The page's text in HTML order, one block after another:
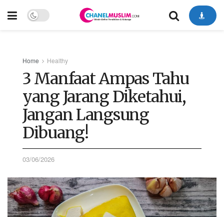
Home Healthy
3 Manfaat Ampas Tahu
yang Jarang Diketahui,
Jangan Langsung
Dibuang!
03/06/2026